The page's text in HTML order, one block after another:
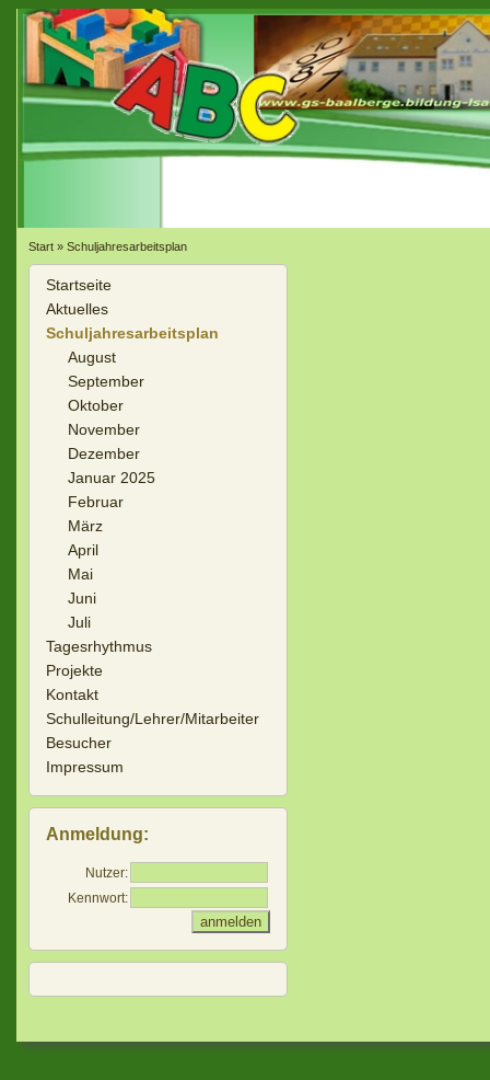
Start» Schuljahresarbeitsplan
Startseite
Aktuelles
Schuljahresarbeitsplan
August
September
Oktober
November
Dezember
Januar 2025
Februar
März
April
Mai
Juni
Juli
Tagesrhythmus
Projekte
Kontakt
Schulleitung/Lehrer/Mitarbeiter
Besucher
Impressum
Anmeldung:
Nutzer:
Kennwort: